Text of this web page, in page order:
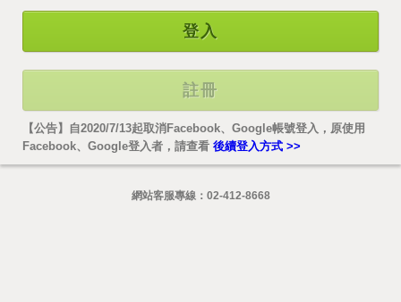
登入
註冊
【公告】自2020/7/13起取消Facebook、Google帳號登入，原使用
Facebook、Google登入者，請查看 後續登入方式 >>
網站客服專線： 02-412-8668